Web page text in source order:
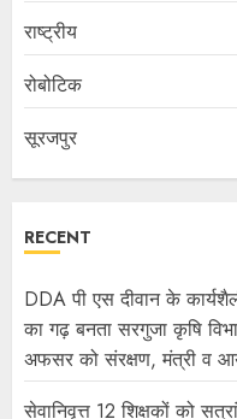
राष्ट्रीय
रोबोटिक
सूरजपुर
RECENT
DDA पी एस दीवान के
का गढ़ बनता सरगुजा कृषि
अफसर को संरक्षण, मंत्री व
सेवानिवृत्त 12 शिक्षकों को